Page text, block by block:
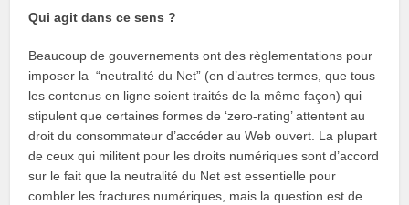
Qui agit dans ce sens ?
Beaucoup de gouvernements ont des règlementations pour
imposer la “neutralité du Net” (en d’autres termes, que tous
les contenus en ligne soient traités de la même façon) qui
stipulent que certaines formes de ‘zero-rating’ attentent au
droit du consommateur d’accéder au Web ouvert. La plupart
de ceux qui militent pour les droits numériques sont d’accord
sur le fait que la neutralité du Net est essentielle pour
combler les fractures numériques, mais la question est de